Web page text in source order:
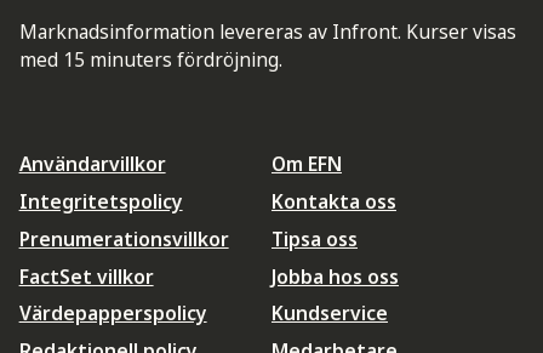
Marknadsinformation levereras av Infront. Kurser visas
med 15 minuters fördröjning.
Användarvillkor
Integritetspolicy
Prenumerationsvillkor
FactSet villkor
Värdepapperspolicy
Om EFN
Kontakta oss
Tipsa oss
Jobba hos oss
Kundservice